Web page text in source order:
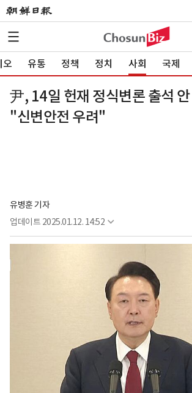
오 유통 정책 정치 사회 국제
尹, 14일 헌재 정식변론 출석
"신변안전 우려"
유병훈 기자
업데이트 2025.01.12. 14:52